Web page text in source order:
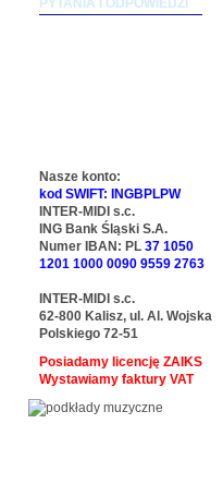
PYTANIA I ODPOWIEDZI
Nasze konto:
kod SWIFT: INGBPLPW
INTER-MIDI s.c.
ING Bank Śląski S.A.
Numer IBAN: PL 37 1050
1201 1000 0090 9559 2763
INTER-MIDI s.c.
62-800 Kalisz, ul. Al. Wojska
Polskiego 72-51
Posiadamy licencję ZAIKS
Wystawiamy faktury VAT